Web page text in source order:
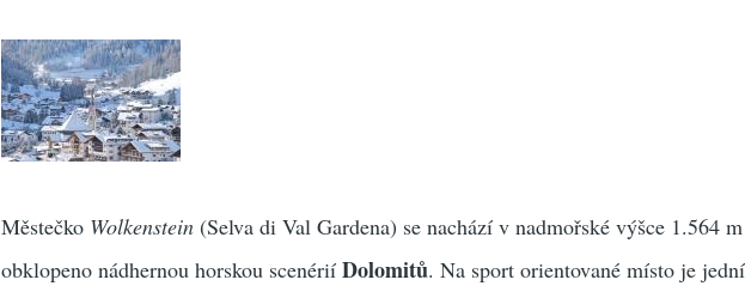
Městečko Wolkenstein (Selva di Val Gardena) se nachází v nadmořské výšce 1.564
obklopeno nádhernou horskou scenériíDolomitů. Na sport orientované místo je